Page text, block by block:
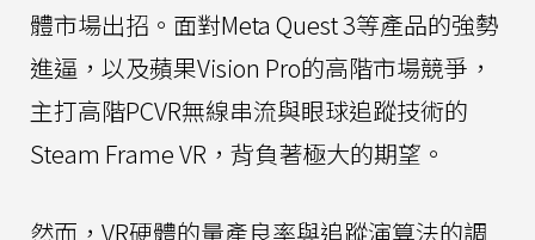
體市場出招。面對Meta Quest 3等產品的強勢
進逼，以及蘋果Vision Pro的高階市場競爭，
主打高階PCVR無線串流與眼球追蹤技術的
Steam Frame VR，背負著極大的期望。
然而，VR硬體的量產良率與追蹤演算法的調